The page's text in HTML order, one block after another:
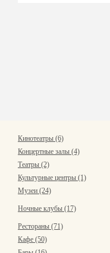
Кинотеатры (6)
Концертные залы (4)
Театры (2)
Культурные центры (1)
Музеи (24)
Ночные клубы (17)
Рестораны (71)
Кафе (50)